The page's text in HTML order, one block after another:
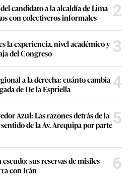
candidato a la alcaldía de Lima
con colectiveros informales
2
la experiencia, nivel académico y
del Congreso
3
a la derecha: cuánto cambia
de De la Espriella
4
Azul: Las razones detrás de la
de la Av. Arequipa por parte5
sus reservas de misiles
con Irán
6